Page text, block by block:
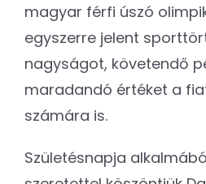
magyar férfi úszó
egyszerre jelent
nagyságot, követendő
maradandó értéket a
számára is.
Születésnapja